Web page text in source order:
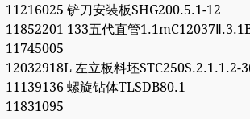
11216025 铲刀安装板SHG200.5.1-12
11852201 133五代直管
11745005
12032918L 左立板料坯STC250S.2.1.1.2-
11139136 螺旋钻体TLSDB80.1
11831095